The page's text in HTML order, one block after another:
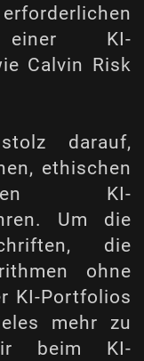
einer KI-
Calvin Risk
darauf,
ethischen
KI-
Um die
die
ohne
KI-Portfolios
mehr zu
beim KI-